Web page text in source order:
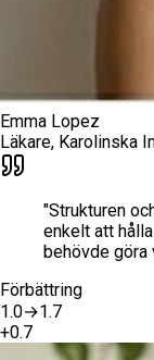
Emma Lopez
Läkare, Karolinska
"Strukturen
enkelt att
behövde göra
Förbättring
1.0→1.7
+0.7